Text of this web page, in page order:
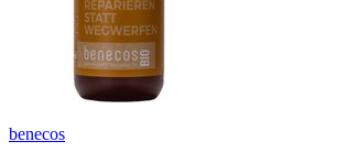
benecos